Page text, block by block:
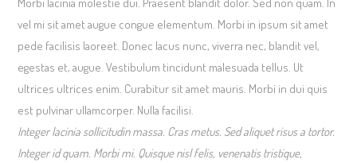
vel mi sit amet augue congue elementum. Morbi in ipsum sit amet
pede facilisis laoreet. Donec lacus nunc, viverra nec, blandit vel,
egestas et, augue. Vestibulum tincidunt malesuada tellus. Ut
ultrices ultrices enim. Curabitur sit amet mauris. Morbi in dui quis
est pulvinar ullamcorper. Nulla facilisi.
Integer lacinia sollicitudin massa. Cras metus. Sed aliquet risus a tortor.
Integer id quam. Morbi mi. Quisque nisl felis, venenatis tristique,